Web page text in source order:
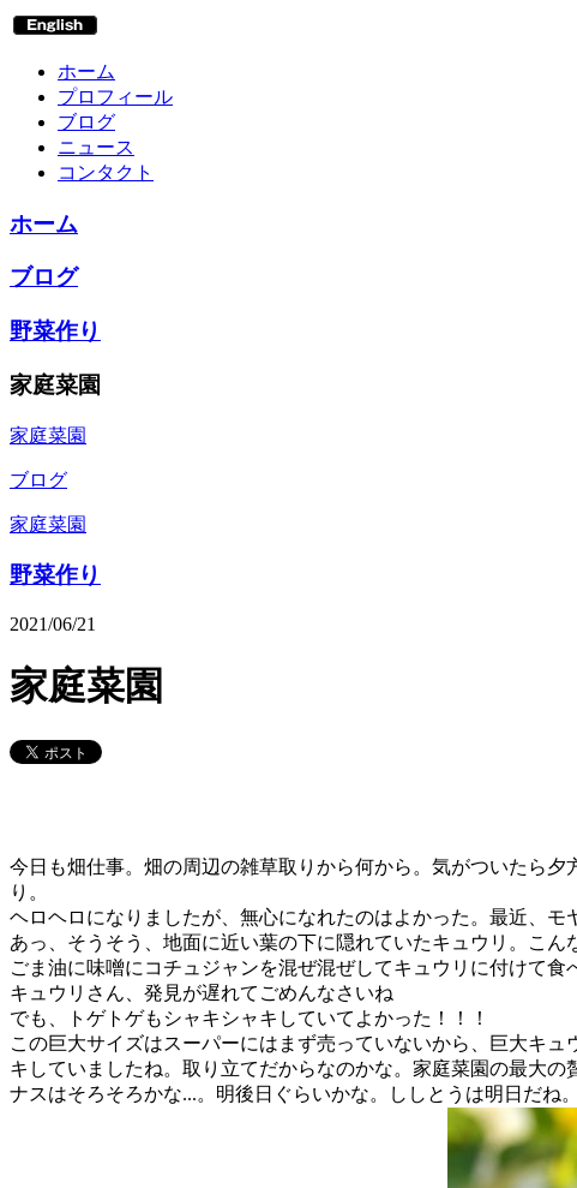
ホーム
プロフィール
ブログ
ニュース
コンタクト
ホーム
ブログ
野菜作り
家庭菜園
家庭菜園
ブログ
家庭菜園
野菜作り
2021/06/21
家庭菜園
今日も畑仕事。畑の周辺の雑草取りから何から。気がついたら
り。
ヘロヘロになりましたが、無心になれたのはよかった。最近、
あっ、そうそう、地面に近い葉の下に隠れていたキュウリ。こん
ごま油に味噌にコチュジャンを混ぜ混ぜしてキュウリに付けて
キュウリさん、発見が遅れてごめんなさいね
でも、トゲトゲもシャキシャキしていてよかった！！！
この巨大サイズはスーパーにはまず売っていないから、巨大キ
キしていましたね。取り立てだからなのかな。家庭菜園の最大の
ナスはそろそろかな...。明後日ぐらいかな。ししとうは明日だね